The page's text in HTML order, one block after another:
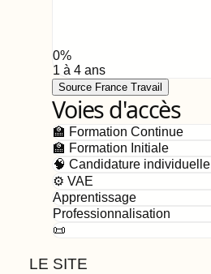
0%
1 à 4 ans
Source France Travail
Voies d'accès
🏫 Formation Continue
🏫 Formation Initiale
🧠 Candidature individuelle
⚙️ VAE
Apprentissage
Professionnalisation
📜
LE SITE